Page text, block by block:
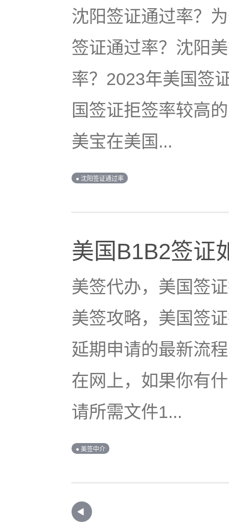
沈阳签证通过率？
签证通过率？沈阳
率？2023年美国签
国签证拒签率较高
美宝在美国...
● 沈阳签证通过率
美国B1B2签证
美签代办，美国签
美签攻略，美国签
延期申请的最新流
在网上，如果你有
请所需文件1...
● 美签中介